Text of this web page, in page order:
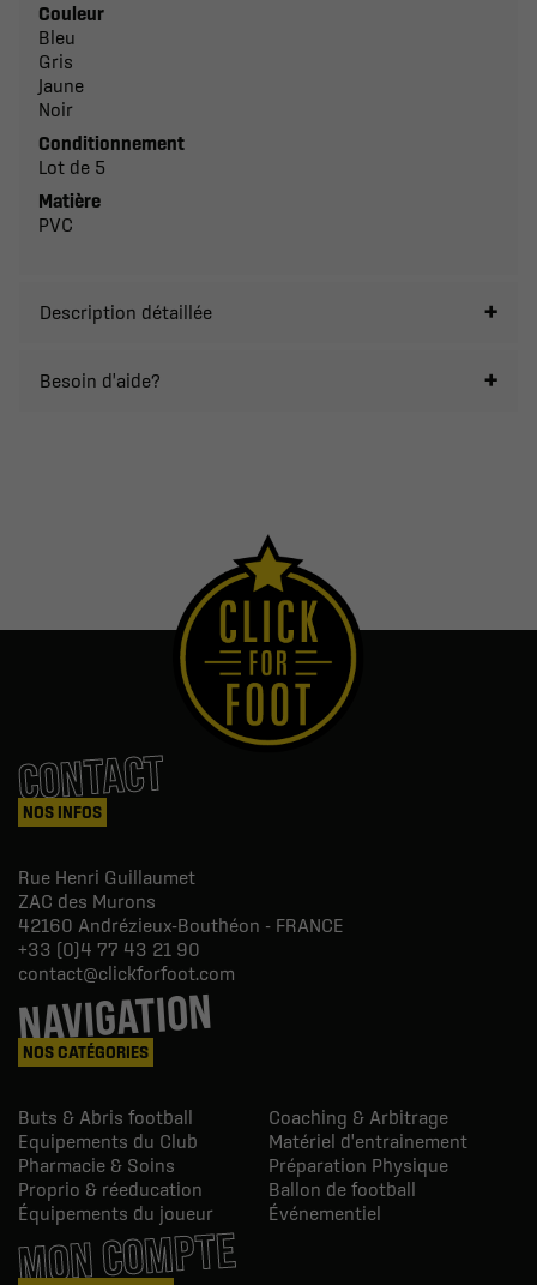
Couleur
Bleu
Gris
Jaune
Noir
Conditionnement
Lot de 5
Matière
PVC
Description détaillée
Besoin d'aide?
CONTACT
NOS INFOS
Rue Henri Guillaumet
ZAC des Murons
42160 Andrézieux-Bouthéon - FRANCE
+33 (0)4 77 43 21 90
contact@clickforfoot.com
NAVIGATION
NOS CATÉGORIES
Buts & Abris football
Coaching & Arbitrage
Equipements du Club
Matériel d'entrainement
Pharmacie & Soins
Préparation Physique
Proprio & réeducation
Ballon de football
Équipements du joueur
Événementiel
MON COMPTE